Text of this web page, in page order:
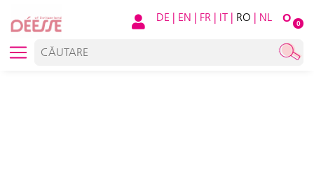
O 0
DE | EN | FR | IT | RO | NL